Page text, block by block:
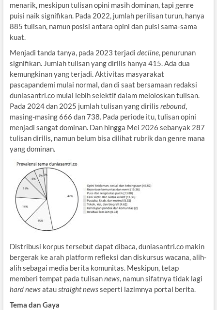
menarik, meskipun tulisan opini masih dominan, tapi genre
puisi naik signifikan. Pada 2022, jumlah perilisan turun, hanya
885 tulisan, namun posisi antara opini dan puisi sama-sama
kuat.
Menjadi tanda tanya, pada 2023 terjadi decline, penurunan
signifikan. Jumlah tulisan yang dirilis hanya 415. Ada dua
kemungkinan yang terjadi. Aktivitas masyarakat
pascapandemi mulai normal, dan di saat bersamaan redaksi
duniasantri.co mulai lebih selektif dalam meloloskan tulisan.
Pada 2024 dan 2025 jumlah tulisan yang dirilis rebound,
masing-masing 666 dan 738. Pada periode itu, tulisan opini
menjadi sangat dominan. Dan hingga Mei 2026 sebanyak 287
tulisan dirilis, namun belum bisa dilihat rubrik dan genre mana
yang dominan.
Distribusi korpus tersebut dapat dibaca, duniasantri.co makin
bergerak ke arah platform refleksi dan diskursus wacana, alih-
alih sebagai media berita komunitas. Meskipun, tetap
memberi tempat pada tulisannews, namun sifatnya tidak lagi
hard newsataustraight newsseperti lazimnya portal berita.
Tema dan Gaya